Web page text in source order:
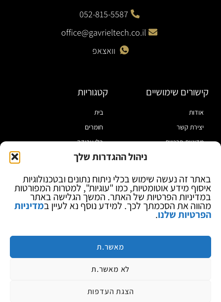
ניהול ההגדרות שלך
באתר זה נעשה שימוש בכלי ניתוח נתונים ובטכנולוגיות
איסוף מידע אוטומטיות, כמו "עוגיות", למטרות המפורטות
במדיניות הפרטיות של האתר. המשך הגלישה באתר
מהווה את הסכמתך לכך. למידע נוסף נא לעיין במדיניות
הפרטיות שלנו.
מאשר.ת
לא מאשר.ת
הצגת העדפות
052-815-5587
office@gavrieltech.co.il
וואצאפ
קישורים שימושיים
אודות
יצירת קשר
מדיניות פרטיות
בלוג
קטגוריות
בית
חומרים
כלי עבודה
מוצרי הלחמה
ספקי כח ומודדים
ציוד אופטי להגדלה
מותגים